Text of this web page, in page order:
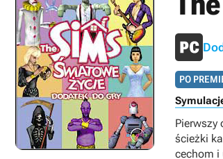
PO
Pierwszy
ścieżki
cechom i